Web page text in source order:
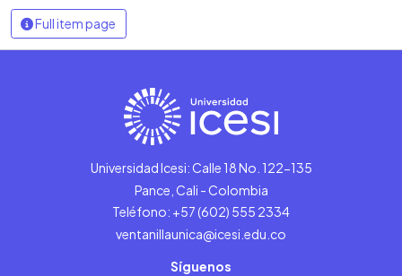
Full item page
Universidad Icesi: Calle 18 No. 122-135
Pance, Cali - Colombia
Teléfono: +57 (602) 555 2334
ventanillaunica@icesi.edu.co
Síguenos